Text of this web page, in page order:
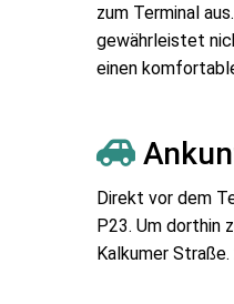
zum Terminal
gewährleistet
einen
Direkt vor dem
P23. Um dorthin
Kalkumer